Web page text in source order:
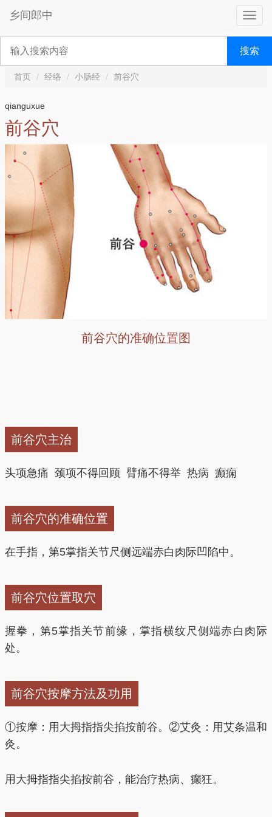
乡间郎中
搜索
首页 经络 小肠经 前谷穴
qianguxue
前谷穴
前谷穴的准确位置图
前谷穴主治
头项急痛 颈项不得回顾 臂痛不得举 热病 癫痫
前谷穴的准确位置
在手指，第5掌指关节尺侧远端赤白肉际凹陷中。
前谷穴位置取穴
握拳，第5掌指关节前缘，掌指横纹尺侧端赤白肉际
处。
前谷穴按摩方法及功用
①按摩：用大拇指指尖掐按前谷。②艾灸：用艾条温和
灸。
用大拇指指尖掐按前谷，能治疗热病、癫狂。